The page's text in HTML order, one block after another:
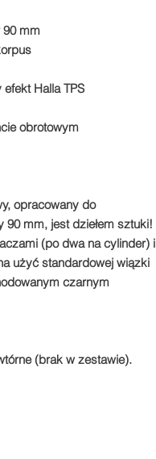
90 mm
Halla TPS
obrotowym
opracowany do
mm, jest dziełem sztuki!
(po dwa na cylinder) i
użyć standardowej wiązki
czarnym
(brak w zestawie).